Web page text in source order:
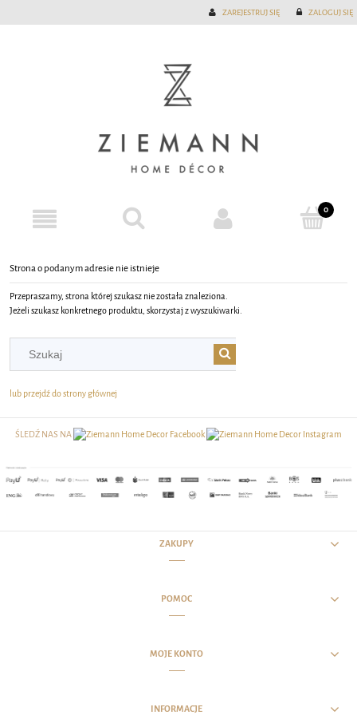
ZAREJESTRUJ SIĘ ZALOGUJ SIĘ
Strona o podanym adresie nie istnieje
Przepraszamy, strona której szukasz nie została znaleziona.
Jeżeli szukasz konkretnego produktu, skorzystaj z wyszukiwarki.
lub przejdź do strony głównej
ŚLEDŹ NAS NA
ZAKUPY
POMOC
MOJE KONTO
INFORMACJE